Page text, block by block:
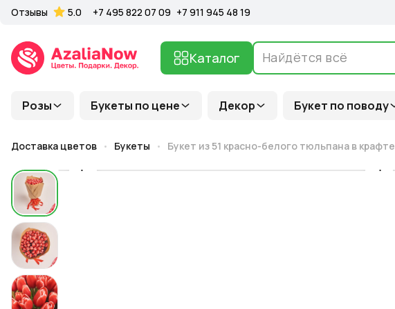
Розы Букеты по цене Декор Букет по поводу
Каталог
Отзывы 5.0 +7 495 822 07 09 +7 911 945 48 19
Доставка цветов Букеты Букет из 51 красно-белого тюльпана в крафте